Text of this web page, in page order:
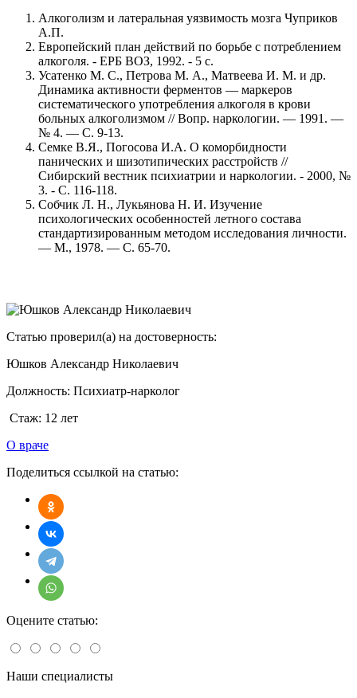
Алкоголизм и латеральная уязвимость мозга Чуприков
А.П.
Европейский план действий по борьбе с потреблением
алкоголя. - ЕРБ ВОЗ, 1992. - 5 с.
Усатенко М. С., Петрова М. А., Матвеева И. М. и др.
Динамика активности ферментов — маркеров
систематического употребления алкоголя в крови
больных алкоголизмом // Вопр. наркологии. — 1991. —
№ 4. — С. 9-13.
Семке В.Я., Погосова И.А. О коморбидности
панических и шизотипических расстройств //
Сибирский вестник психиатрии и наркологии. - 2000, №
3. - С. 116-118.
Собчик Л. Н., Лукьянова Н. И. Изучение
психологических особенностей летного состава
стандартизированным методом исследования личности.
— М., 1978. — С. 65-70.
Статью проверил(а) на достоверность:
Юшков Александр Николаевич
Должность: Психиатр-нарколог
Стаж: 12 лет
О враче
Поделиться ссылкой на статью:
Оцените статью:
Наши специалисты